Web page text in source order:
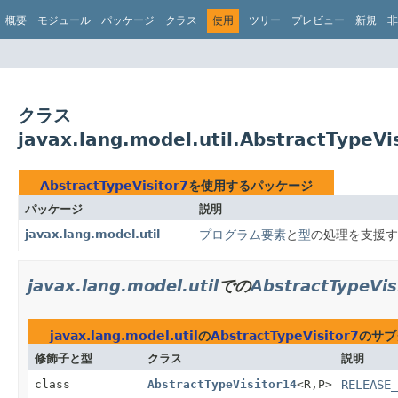
概要 モジュール パッケージ クラス 使用 ツリー プレビュー 新規
クラス
AbstractTypeVisitor7を使用するパッケージ
パッケージ
説明
javax.lang.model.util
プログラム要素と型の処理を支援
javax.lang.model.utilでの
javax.lang.model.utilのAbstractTypeVisitor7のサ
修飾子と型 クラス
説明
class
AbstractTypeVisitor14<R, P>